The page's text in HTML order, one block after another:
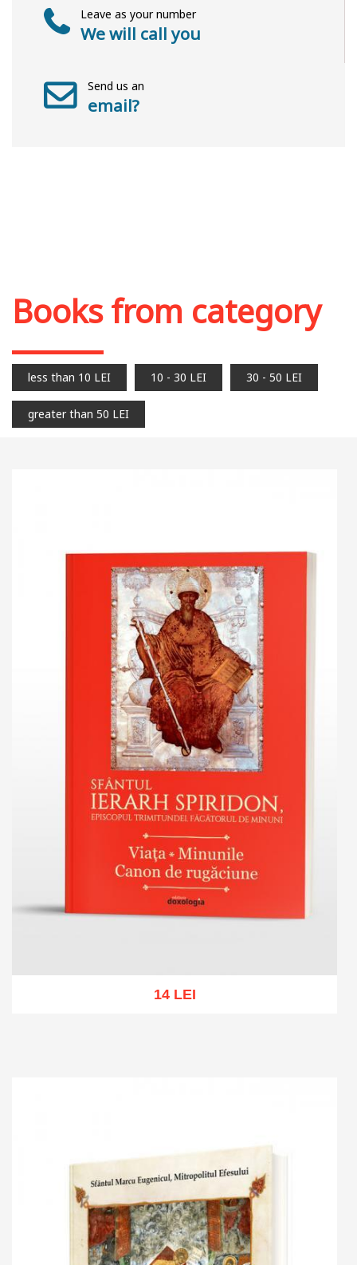
Leave as your number
We will call you
Send us an
email?
Books from category
less than 10 LEI 10 - 30 LEI 30 - 50 LEI
greater than 50 LEI
14 LEI